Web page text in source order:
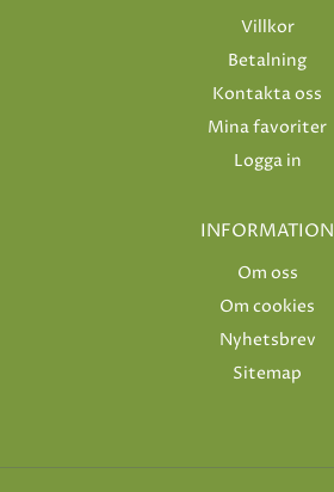
Villkor
Betalning
Kontakta oss
Mina favoriter
Logga in
INFORMATION
Om oss
Om cookies
Nyhetsbrev
Sitemap